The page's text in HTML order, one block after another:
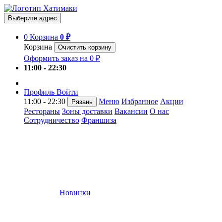
Выберите адрес
0 Корзина 0 ₽
Корзина
Очистить корзину
Оформить заказ на 0 ₽
11:00 - 22:30
Профиль Войти
11:00 - 22:30
Рязань Меню Избранное Акции
Рестораны Зоны доставки Вакансии О нас
Сотрудничество Франшиза
Новинки